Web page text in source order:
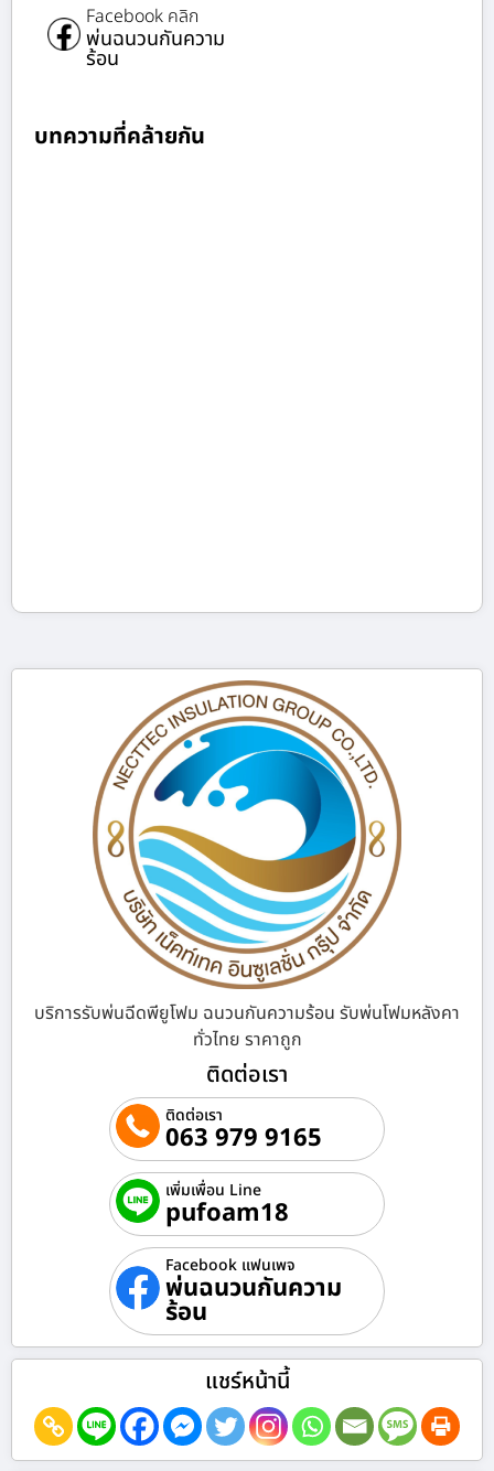
Facebook คลิก
พ่นฉนวนกันความ
ร้อน
บทความที่คล้ายกัน
บริการรับพ่นฉีดพียูโฟม ฉนวนกันความร้อน รับพ่นโฟมหลังคา
ทั่วไทย ราคาถูก
ติดต่อเรา
ติดต่อเรา
063 979 9165
เพิ่มเพื่อน Line
pufoam18
Facebook แฟนเพจ
พ่นฉนวนกันความ
ร้อน
แชร์หน้านี้